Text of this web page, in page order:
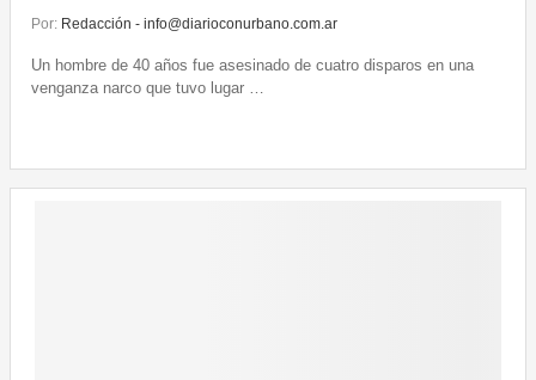
Por: Redacción - info@diarioconurbano.com.ar
Un hombre de 40 años fue asesinado de cuatro disparos en una
venganza narco que tuvo lugar …